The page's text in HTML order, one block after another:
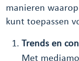
manieren
kunt toepassen
Trends en
Met